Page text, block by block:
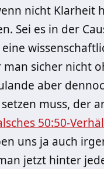
nicht Klarheit
Sei es in der
sicher nicht
aber
muss, der
50:50-
uns ja auch
jetzt hinter